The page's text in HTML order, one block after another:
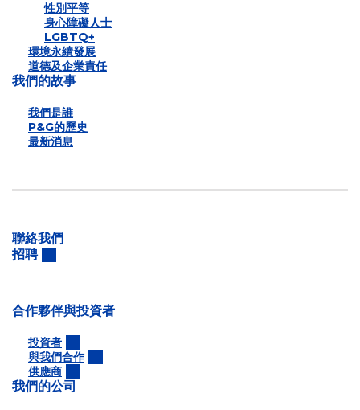
性別平等
身心障礙人士
LGBTQ+
環境永續發展
道德及企業責任
我們的故事
我們是誰
P&G的歷史
最新消息
聯絡我們
招聘
合作夥伴與投資者
投資者
與我們合作
供應商
我們的公司